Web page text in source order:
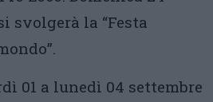
svolgerà la “Festa
01 a lunedì 04 settembre